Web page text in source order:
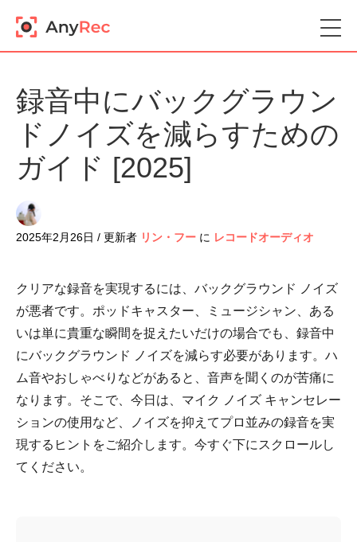
録音中にバックグラウン
ドノイズを減らすための
ガイド [2025]
2025年2月26日 / 更新者 リン・フー に レコードオーディオ
クリアな録音を実現するには、バックグラウンド ノイズ
が悪者です。ポッドキャスター、ミュージシャン、ある
いは単に貴重な瞬間を捉えたいだけの場合でも、録音中
にバックグラウンド ノイズを減らす必要があります。ハ
ム音やおしゃべりなどがあると、音声を聞くのが苦痛に
なります。そこで、今日は、マイク ノイズ キャンセレー
ションの使用など、ノイズを抑えてプロ並みの録音を実
現するヒントをご紹介します。今すぐ下にスクロールし
てください。